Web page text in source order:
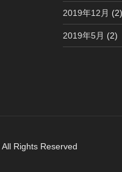
2019年12月 (2)
2019年5月 (2)
All Rights Reserved